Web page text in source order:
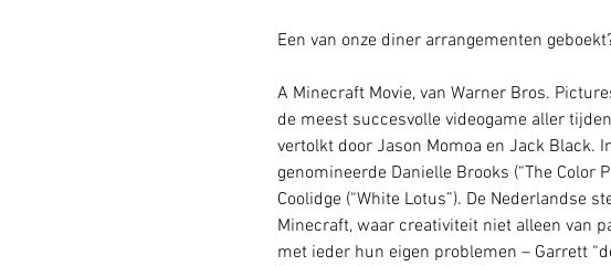
Een van onze diner arrangementen
A Minecraft Movie, van Warner Bros.
de meest succesvolle videogame aller
vertolkt door Jason Momoa en Jack Black.
genomineerde Danielle Brooks (“The Color
Coolidge (“White Lotus”). De Nederlandse
Minecraft, waar creativiteit niet alleen van
met ieder hun eigen problemen – Garrett